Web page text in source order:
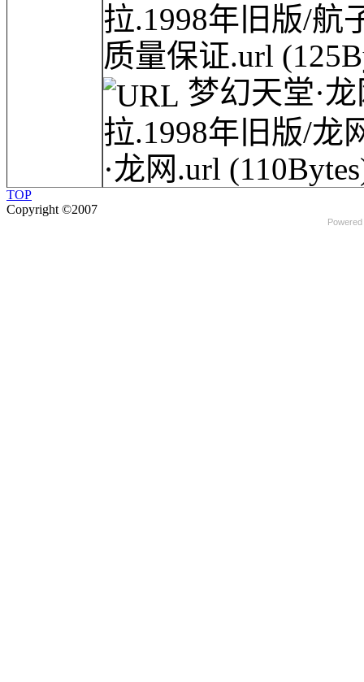
拉.1998年旧版/航
质量保证.url
梦幻天堂·
拉.1998年旧版/龙
·龙网.url
TOP
Copyright ©2007